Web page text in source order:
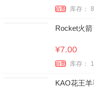
自营 库
Rocket火
¥7.00
自营
KAO花王